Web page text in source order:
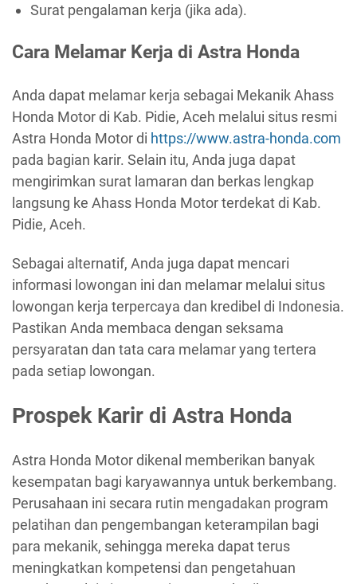
Surat pengalaman kerja (jika ada).
Cara Melamar Kerja di Astra Honda
Anda dapat melamar kerja sebagai Mekanik Ahass
Honda Motor di Kab. Pidie, Aceh melalui situs resmi
Astra Honda Motor di https://www.astra-honda.com
pada bagian karir. Selain itu, Anda juga dapat
mengirimkan surat lamaran dan berkas lengkap
langsung ke Ahass Honda Motor terdekat di Kab.
Pidie, Aceh.
Sebagai alternatif, Anda juga dapat mencari
informasi lowongan ini dan melamar melalui situs
lowongan kerja terpercaya dan kredibel di Indonesia.
Pastikan Anda membaca dengan seksama
persyaratan dan tata cara melamar yang tertera
pada setiap lowongan.
Prospek Karir di Astra Honda
Astra Honda Motor dikenal memberikan banyak
kesempatan bagi karyawannya untuk berkembang.
Perusahaan ini secara rutin mengadakan program
pelatihan dan pengembangan keterampilan bagi
para mekanik, sehingga mereka dapat terus
meningkatkan kompetensi dan pengetahuan